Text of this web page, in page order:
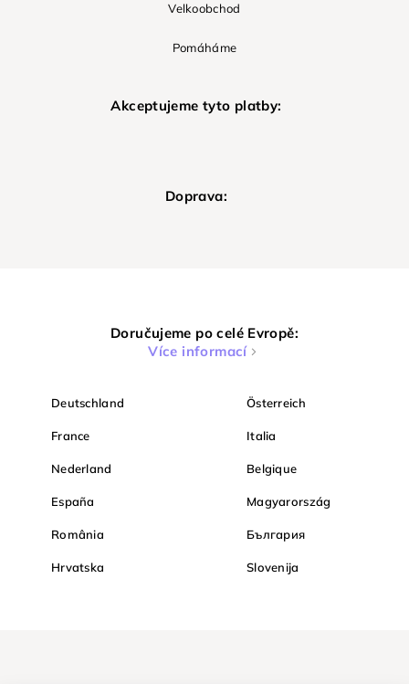
Velkoobchod
Pomáháme
Akceptujeme tyto platby:
Doprava:
Doručujeme po celé Evropě:
Více informací
Deutschland Österreich
France Italia
Nederland Belgique
España Magyarország
România България
Hrvatska Slovenija